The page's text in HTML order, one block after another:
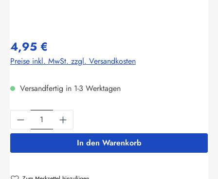
4,95 €
Preise inkl. MwSt. zzgl. Versandkosten
Versandfertig in 1-3 Werktagen
Produkt Anzahl: Gib den gewünschten
In den Warenkorb